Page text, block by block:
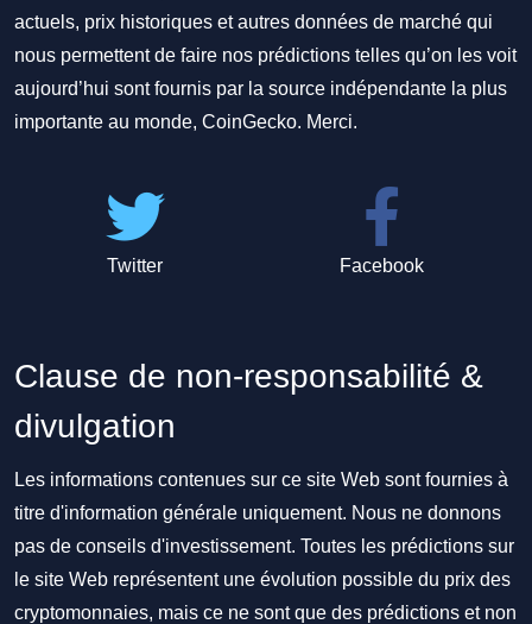
actuels, prix historiques et autres données de marché qui
nous permettent de faire nos prédictions telles qu’on les voit
aujourd’hui sont fournis par la source indépendante la plus
importante au monde, CoinGecko. Merci.
Twitter Facebook
Clause de non-responsabilité &
divulgation
Les informations contenues sur ce site Web sont fournies à
titre d'information générale uniquement. Nous ne donnons
pas de conseils d'investissement. Toutes les prédictions sur
le site Web représentent une évolution possible du prix des
cryptomonnaies, mais ce ne sont que des prédictions et non